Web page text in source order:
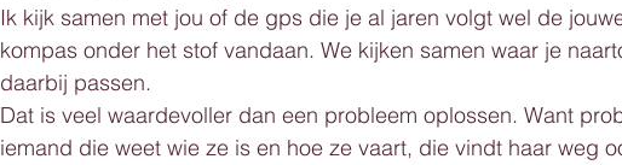
Ik kijk samen met jou of de gps die je al jaren volgt wel de
kompas onder het stof vandaan. We kijken samen waar je
daarbij passen.
Dat is veel waardevoller dan een probleem oplossen. Want
iemand die weet wie ze is en hoe ze vaart, die vindt haar weg